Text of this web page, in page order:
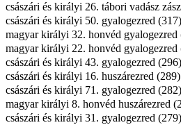
császári és királyi 26. tábori vadász
császári és királyi 50. gyalogezred (317)
magyar királyi 32. honvéd gyalogezred
magyar királyi 22. honvéd gyalogezred
császári és királyi 43. gyalogezred (296)
császári és királyi 16. huszárezred (289)
császári és királyi 71. gyalogezred (282)
magyar királyi 8. honvéd huszárezred
császári és királyi 31. gyalogezred (279)